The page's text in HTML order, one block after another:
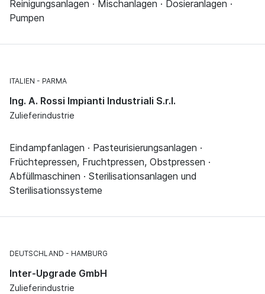
Reinigungsanlagen · Mischanlagen · Dosieranlagen ·
Pumpen
ITALIEN PARMA
Ing. A. Rossi Impianti Industriali S.r.l.
Zulieferindustrie
Eindampfanlagen · Pasteurisierungsanlagen ·
Früchtepressen, Fruchtpressen, Obstpressen ·
Abfüllmaschinen · Sterilisationsanlagen und
Sterilisationssysteme
DEUTSCHLAND HAMBURG
Inter-Upgrade GmbH
Zulieferindustrie